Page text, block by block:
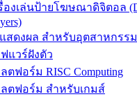
องเล่นป้ายโฆษณาดิจิตอล
สดงผล สำหรับอุตสาหกรรม
แวร์ฝังตัว
ตฟอร์ม RISC Computing
ตฟอร์ม สำหรับเกมส์